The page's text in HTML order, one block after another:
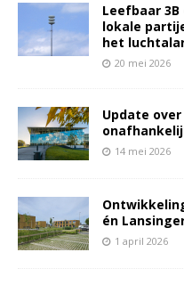
Leefbaar
lokale
het
20 mei 2026
Update
14 mei 2026
én
1 april 2026